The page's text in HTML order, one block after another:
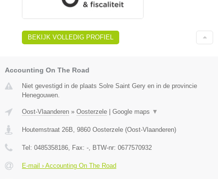
BEKIJK VOLLEDIG PROFIEL
Accounting On The Road
Niet gevestigd in de plaats Solre Saint Gery en in de provincie
Henegouwen.
Oost-Vlaanderen » Oosterzele Google maps ▼
Houtemstraat 26B 9860 Oosterzele (Oost-Vlaanderen)
Tel: 0485358186 , Fax: - , BTW-nr: 0677570932
E-mail › Accounting On The Road